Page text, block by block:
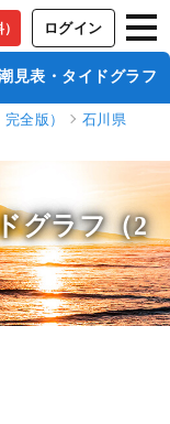
ログイン
見表・タイドグラフ
全版）
石川県
グラフ（2